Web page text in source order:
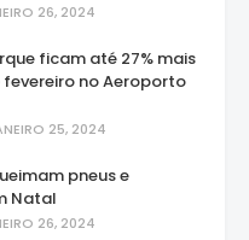
26, 2024
ficam até 27% mais
no Aeroporto
25, 2024
pneus e
Natal
26, 2024